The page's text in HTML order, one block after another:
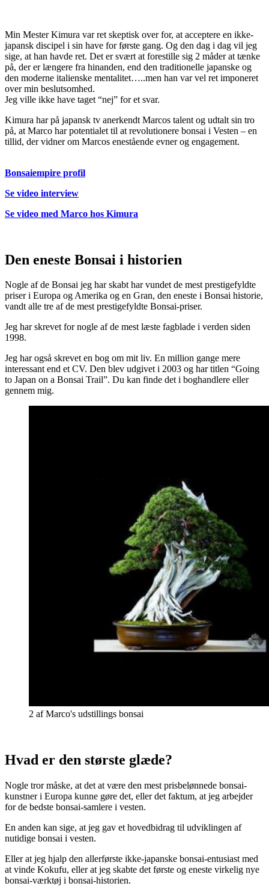
Min Mester Kimura var ret skeptisk over for, at acceptere en ikke-
japansk discipel i sin have for første gang. Og den dag i dag vil jeg
sige, at han havde ret. Det er svært at forestille sig 2 måder at tænke
på, der er længere fra hinanden, end den traditionelle japanske og
den moderne italienske mentalitet…..men han var vel ret imponeret
over min beslutsomhed.
Jeg ville ikke have taget “nej” for et svar.
Kimura har på japansk tv anerkendt Marcos talent og udtalt sin tro
på, at Marco har potentialet til at revolutionere bonsai i Vesten – en
tillid, der vidner om Marcos enestående evner og engagement.
Bonsaiempire profil
Se video interview
Se video med Marco hos Kimura
Den eneste Bonsai i historien
Nogle af de Bonsai jeg har skabt har vundet de mest prestigefyldte
priser i Europa og Amerika og en Gran, den eneste i Bonsai historie,
vandt alle tre af de mest prestigefyldte Bonsai-priser.
Jeg har skrevet for nogle af de mest læste fagblade i verden siden
1998.
Jeg har også skrevet en bog om mit liv. En million gange mere
interessant end et CV. Den blev udgivet i 2003 og har titlen “Going
to Japan on a Bonsai Trail”. Du kan finde det i boghandlere eller
gennem mig.
2 af Marco's udstillings bonsai
Hvad er den største glæde?
Nogle tror måske, at det at være den mest prisbelønnede bonsai-
kunstner i Europa kunne gøre det, eller det faktum, at jeg arbejder
for de bedste bonsai-samlere i vesten.
En anden kan sige, at jeg gav et hovedbidrag til udviklingen af
nutidige bonsai i vesten.
Eller at jeg hjalp den allerførste ikke-japanske bonsai-entusiast med
at vinde Kokufu, eller at jeg skabte det første og eneste virkelig nye
bonsai-værktøj i bonsai-historien.